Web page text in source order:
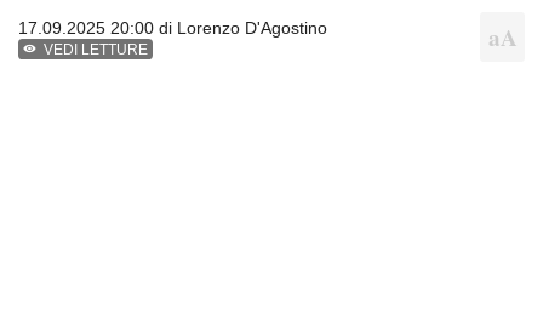
17.09.2025 20:00 di Lorenzo D'Agostino
VEDI LETTURE